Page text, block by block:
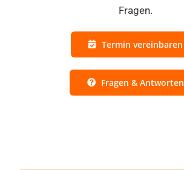
Fragen.
Termin vereinbaren
Fragen & Antworten